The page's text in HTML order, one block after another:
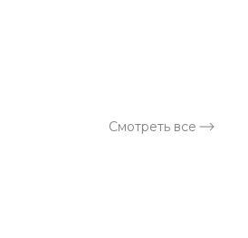
Смотреть все